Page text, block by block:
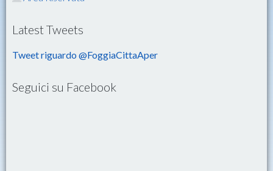
Latest Tweets
Tweet riguardo @FoggiaCittaAper
Seguici su Facebook